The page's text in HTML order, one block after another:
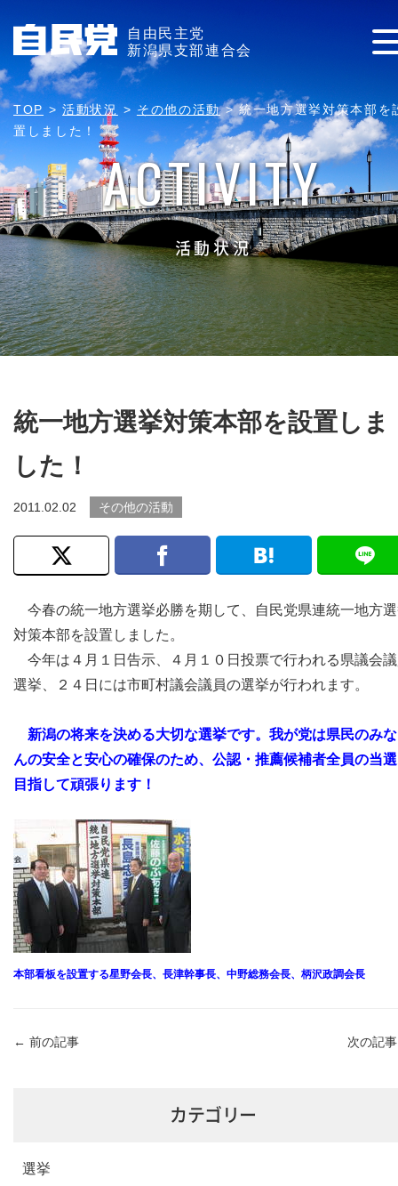
自由民主党
新潟県支部連合会
TOP >活動状況 > その他の活動>統一地方選挙対策本部を
置しました！
ACTIVITY
活動状況
統一地方選挙対策本部を設置しま
した！
2011.02.02 その他の活動
今春の統一地方選挙必勝を期して、自民党県連統一地方
対策本部を設置しました。
今年は４月１日告示、４月１０日投票で行われる県議会
選挙、２４日には市町村議会議員の選挙が行われます。
新潟の将来を決める大切な選挙です。我が党は県民のみ
んの安全と安心の確保のため、公認・推薦候補者全員の当
目指して頑張ります！
本部看板を設置する星野会長、長津幹事長、中野総務会長、柄沢政調会長
← 前の記事 次の記
カテゴリー
選挙